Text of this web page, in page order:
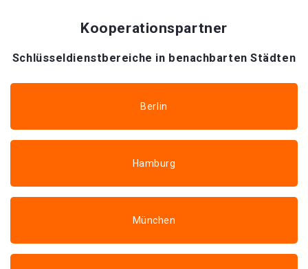
Kooperationspartner
Schlüsseldienstbereiche in benachbarten Städten
Berlin
Hamburg
München